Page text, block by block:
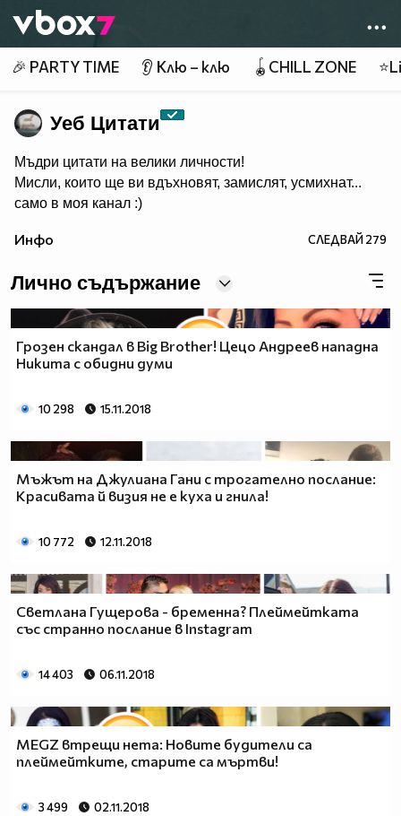
👾
🎉 PARTY TIME 👂 Клю – клю 🪀CHILL ZONE
Уеб Цитати
Мъдри цитати на велики личности!
Мисли, които ще ви вдъхновят, замислят, усмихнат...
само в моя канал :)
Инфо СЛЕДВАЙ279
Лично съдържание
Грозен скандал в Big Brother! Цецо Андреев нападна
Никита с обидни думи
10 298 15.11.2018
Мъжът на Джулиана Гани с трогателно послание:
Красивата й визия не е куха и гнила!
10 772 12.11.2018
Светлана Гущерова - бременна? Плеймейтката
със странно послание в Instagram
14 403 06.11.2018
MEGZ втрещи нета: Новите будители са
плеймейтките, старите са мъртви!
3 499 02.11.2018